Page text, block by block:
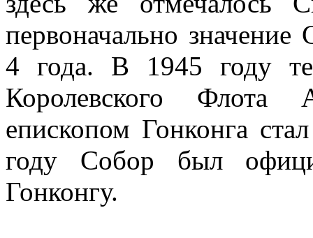
первоначально значение
4 года. В 1945 году
Королевского Флота
епископом Гонконга
году Собор был
Гонконгу.